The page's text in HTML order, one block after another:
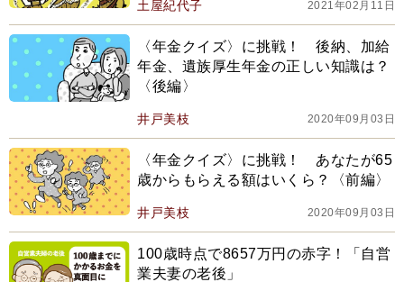
土屋紀代子 2021年02月11日
〈年金クイズ〉に挑戦！ 後納、加給
年金、遺族厚生年金の正しい知識は？
〈後編〉
井戸美枝 2020年09月03日
〈年金クイズ〉に挑戦！ あなたが65
歳からもらえる額はいくら？〈前編〉
井戸美枝 2020年09月03日
100歳時点で8657万円の赤字！「自営
業夫妻の老後」